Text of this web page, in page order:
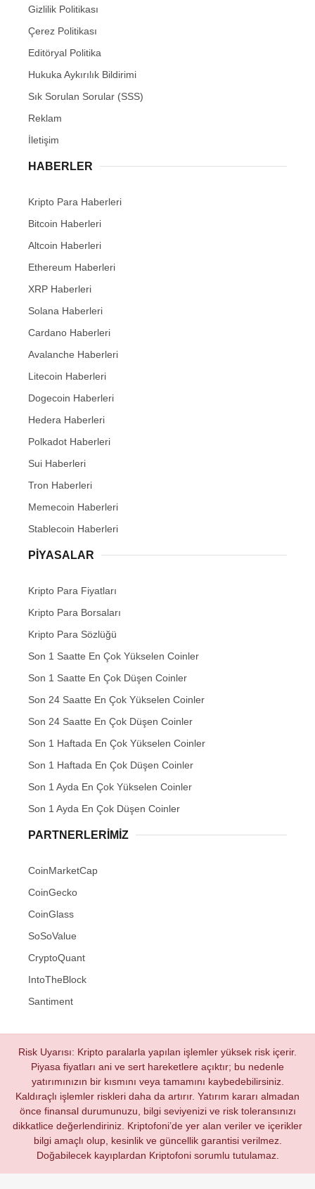
Gizlilik Politikası
Çerez Politikası
Editöryal Politika
Hukuka Aykırılık Bildirimi
Sık Sorulan Sorular (SSS)
Reklam
İletişim
HABERLER
Kripto Para Haberleri
Bitcoin Haberleri
Altcoin Haberleri
Ethereum Haberleri
XRP Haberleri
Solana Haberleri
Cardano Haberleri
Avalanche Haberleri
Litecoin Haberleri
Dogecoin Haberleri
Hedera Haberleri
Polkadot Haberleri
Sui Haberleri
Tron Haberleri
Memecoin Haberleri
Stablecoin Haberleri
PIYASALAR
Kripto Para Fiyatları
Kripto Para Borsaları
Kripto Para Sözlüğü
Son 1 Saatte En Çok Yükselen Coinler
Son 1 Saatte En Çok Düşen Coinler
Son 24 Saatte En Çok Yükselen Coinler
Son 24 Saatte En Çok Düşen Coinler
Son 1 Haftada En Çok Yükselen Coinler
Son 1 Haftada En Çok Düşen Coinler
Son 1 Ayda En Çok Yükselen Coinler
Son 1 Ayda En Çok Düşen Coinler
PARTNERLERIMIZ
CoinMarketCap
CoinGecko
CoinGlass
SoSoValue
CryptoQuant
IntoTheBlock
Santiment
Risk Uyarısı: Kripto paralarla yapılan işlemler yüksek risk içerir.
Piyasa fiyatları ani ve sert hareketlere açıktır; bu nedenle
yatırımınızın bir kısmını veya tamamını kaybedebilirsiniz.
Kaldıraçlı işlemler riskleri daha da artırır. Yatırım kararı almadan
önce finansal durumunuzu, bilgi seviyenizi ve risk toleransınızı
dikkatlice değerlendiriniz. Kriptofoni’de yer alan veriler ve içerikler
bilgi amaçlı olup, kesinlik ve güncellik garantisi verilmez.
Doğabilecek kayıplardan Kriptofoni sorumlu tutulamaz.